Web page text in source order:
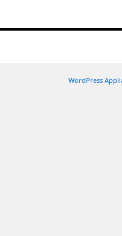
WordPress